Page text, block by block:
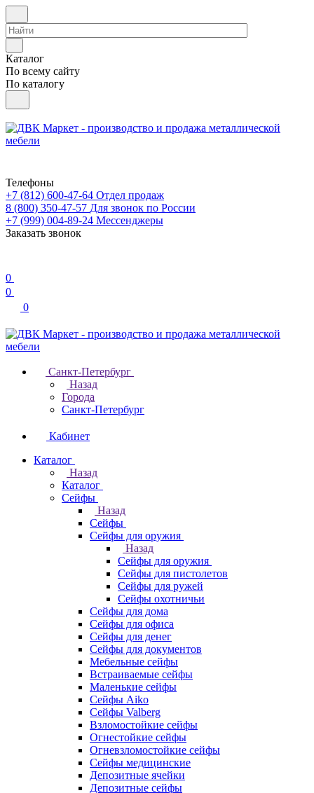
Каталог
По всему сайту
По каталогу
Телефоны
+7 (812) 600-47-64 Отдел продаж
8 (800) 350-47-57 Для звонок по России
+7 (999) 004-89-24 Мессенджеры
Заказать звонок
0
0
0
Санкт-Петербург
Назад
Города
Санкт-Петербург
Кабинет
Каталог
Назад
Каталог
Cейфы
Назад
Cейфы
Cейфы для оружия
Назад
Cейфы для оружия
Сейфы для пистолетов
Сейфы для ружей
Сейфы охотничьи
Cейфы для дома
Cейфы для офиса
Сейфы для денег
Сейфы для документов
Мебельные сейфы
Встраиваемые сейфы
Маленькие сейфы
Сейфы Aiko
Сейфы Valberg
Взломостойкие сейфы
Огнестойкие сейфы
Огневзломостойкие сейфы
Сейфы медицинские
Депозитные ячейки
Депозитные сейфы